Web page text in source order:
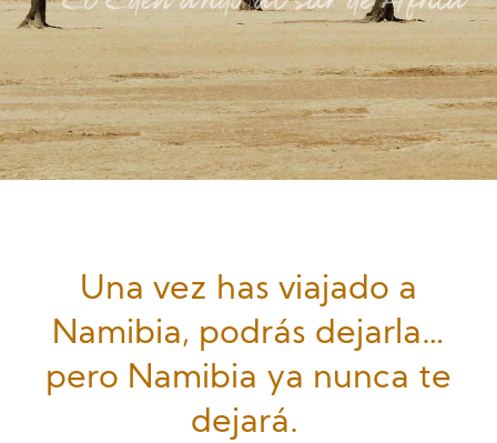
Convivencia con etnias locales
Dormir en alojamientos únicos
Una vez has viajado a
Namibia, podrás dejarla…
pero Namibia ya nunca te
dejará.